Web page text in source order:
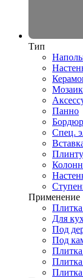
Тип
Панно
Бордюр
Спец.
Применение
Для
Под
Под
Плитка
Плитка